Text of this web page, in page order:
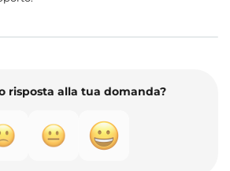
risposta alla tua domanda?